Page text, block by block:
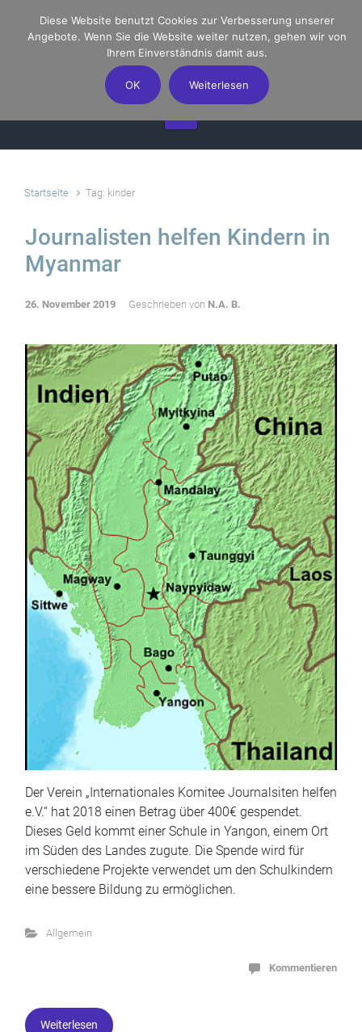
Zum Hauptinhalt springen
Startseite Tag: kinder
Journalisten helfen Kindern in
Myanmar
26. November 2019 Geschrieben von N.A. B.
Der Verein „Internationales Komitee Journalsiten helfen
e.V.“ hat 2018 einen Betrag über 400€ gespendet.
Dieses Geld kommt einer Schule in Yangon, einem Ort
im Süden des Landes zugute. Die Spende wird für
verschiedene Projekte verwendet um den Schulkindern
eine bessere Bildung zu ermöglichen.
Allgemein
Kommentieren
Weiterlesen
Diese Website benutzt Cookies zur Verbesserung unserer
Angebote. Wenn Sie die Website weiter nutzen, gehen wir von
Ihrem Einverständnis damit aus.
OK Weiterlesen